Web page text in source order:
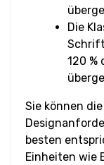
Eingabe E-Mail
Eingabe Datei
Eingabe Bild
Eingabe Zahl
Die
120 %
Sie können
besten
Einheiten wie